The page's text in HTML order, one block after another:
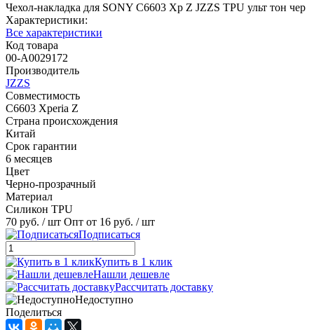
Чехол-накладка для SONY C6603 Xp Z JZZS TPU ульт тон чер
Характеристики:
Все характеристики
Код товара
00-А0029172
Производитель
JZZS
Совместимость
C6603 Xperia Z
Страна происхождения
Китай
Срок гарантии
6 месяцев
Цвет
Черно-прозрачный
Материал
Силикон TPU
70 руб. / шт Опт от 16 руб. / шт
Подписаться
Купить в 1 клик
Нашли дешевле
Рассчитать доставку
Недоступно
Поделиться